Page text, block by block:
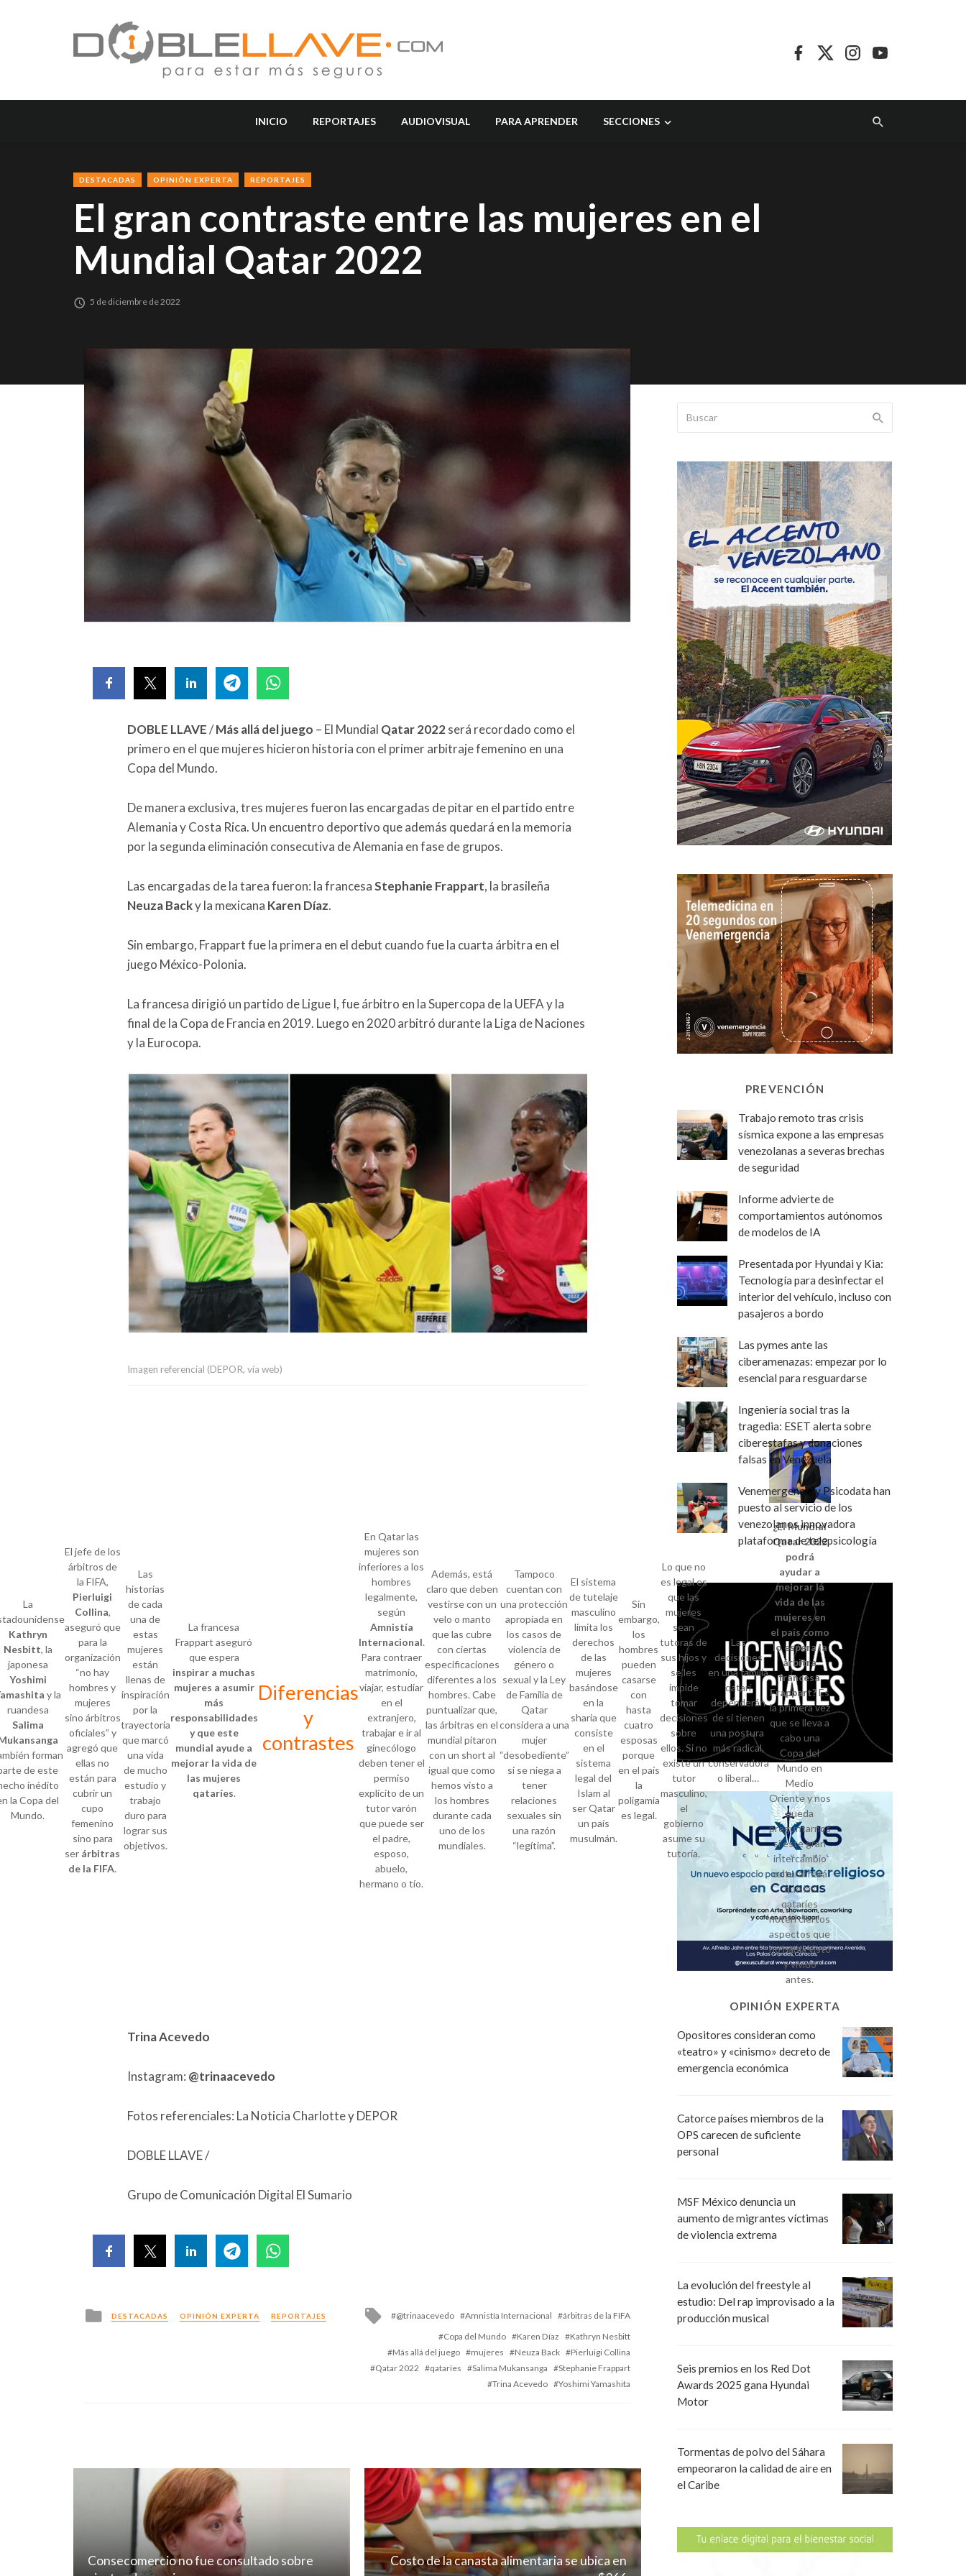
INICIO REPORTAJES AUDIOVISUAL PARA APRENDER SECCIONES
DESTACADAS OPINIÓN EXPERTA REPORTAJES
El gran contraste entre las mujeres en el
Mundial Qatar 2022
5 de diciembre de 2022
DOBLE LLAVE/Más allá del juego – El Mundial Qatar 2022será recordado como el
primero en el que mujeres hicieron historia con el primer arbitraje femenino en una
Copa del Mundo.
De manera exclusiva, tres mujeres fueron las encargadas de pitar en el partido entre
Alemania y Costa Rica. Un encuentro deportivo que además quedará en la memoria
por la segunda eliminación consecutiva de Alemania en fase de grupos.
Las encargadas de la tarea fueron: la francesaStephanie Frappart, la brasileña
Neuza Backy la mexicana Karen Díaz.
Sin embargo, Frappart fue la primera en el debut cuando fue la cuarta árbitra en el
juego México-Polonia.
La francesa dirigió un partido de Ligue I, fue árbitro en la Supercopa de la UEFA y la
final de la Copa de Francia en 2019. Luego en 2020 arbitró durante la Liga de Naciones
y la Eurocopa.
Imagen referencial (DEPOR, vía web)
La
Kathryn
Nesbitt, la
japonesa
Yoshimi
y la
ruandesa
Salima
forman
de este
inédito
la Copa del
Mundo.
El jefe de los
árbitros de
la FIFA,
Pierluigi
Collina,
aseguró que
para la
organización
“no hay
hombres y
mujeres
sino árbitros
oficiales” y
agregó que
ellas no
están para
cubrir un
cupo
femenino
sino para
ser árbitras
de la FIFA.
Las
historias
de cada
una de
estas
mujeres
están
llenas de
inspiración
por la
trayectoria
que marcó
una vida
de mucho
estudio y
trabajo
duro para
lograr sus
objetivos.
La francesa
Frappart aseguró
que espera
inspirar a muchas
mujeres a asumir
más
responsabilidades
y que este
mundial ayude a
mejorar la vida de
las mujeres
qataríes.
Diferencias
y
contrastes
En Qatar las
mujeres son
inferiores a los
hombres
legalmente,
según
Amnistía
Internacional.
Para contraer
matrimonio,
viajar, estudiar
en el
extranjero,
trabajar e ir al
ginecólogo
deben tener el
permiso
explícito de un
tutor varón
que puede ser
el padre,
esposo,
abuelo,
hermano o tío.
Además, está
claro que deben
vestirse con un
velo o manto
que las cubre
con ciertas
especificaciones
diferentes a los
hombres. Cabe
puntualizar que,
las árbitras en el
mundial pitaron
con un short al
igual que como
hemos visto a
los hombres
durante cada
uno de los
mundiales.
Tampoco
cuentan con
una protección
apropiada en
los casos de
violencia de
género o
sexual y la Ley
de Familia de
Qatar
considera a una
mujer
“desobediente”
si se niega a
tener
relaciones
sexuales sin
una razón
“legítima”.
El sistema
de tutelaje
masculino
limita los
derechos
de las
mujeres
basándose
en la
sharia que
consiste
en el
sistema
legal del
Islam al
ser Qatar
un país
musulmán.
Sin
embargo,
los
hombres
pueden
casarse
con
hasta
cuatro
esposas
porque
en el país
la
poligamia
es legal.
Lo que no
es legal es
que las
mujeres
sean
tutoras de
sus hijos y
se les
impide
tomar
decisiones
sobre
ellos. Si no
existe un
tutor
masculino,
el
gobierno
asume su
tutoría.
Las
decisiones
en una familia
qatarí
dependerán
de si tienen
una postura
más radical,
conservadora
o liberal…
¿El Mundial
Qatar 2022
podrá
ayudar a
mejorar la
vida de las
mujeres en
el país como
lo espera la
árbitra
francesa
Frappart? Es
la primera vez
que se lleva a
cabo una
Copa del
Mundo en
Medio
Oriente y nos
queda
preguntarnos
si este gran
intercambio
cultural hará
que las
qataríes
noten ciertos
aspectos que
no había visto
y vivido
antes.
Trina Acevedo
Instagram: @trinaacevedo
Fotos referenciales: La Noticia Charlotte y DEPOR
DOBLE LLAVE /
Grupo de Comunicación Digital El Sumario
Posted
in
DESTACADAS OPINIÓN EXPERTA REPORTAJES
Tagged
with
@trinaacevedo Amnistía Internacional
árbitras de la FIFA
Copa del Mundo
Karen Díaz
Kathryn Nesbitt
Más allá del juego
mujeres Neuza Back
Pierluigi Collina
Qatar 2022
qataríes Salima Mukansanga
Stephanie Frappart
Trina Acevedo
Yoshimi Yamashita
Consecomercio no fue consultado sobre
Costo de la canasta alimentaria se ubica en
PREVENCIÓN
Trabajo remoto tras crisis
sísmica expone a las empresas
venezolanas a severas brechas
de seguridad
Informe advierte de
comportamientos autónomos
de modelos de IA
Presentada por Hyundai y Kia:
Tecnología para desinfectar el
interior del vehículo, incluso con
pasajeros a bordo
Las pymes ante las
ciberamenazas: empezar por lo
esencial para resguardarse
Ingeniería social tras la
tragedia: ESET alerta sobre
ciberestafas y donaciones
falsas en Venezuela
Venemergencia y Psicodata han
puesto al servicio de los
venezolanos innovadora
plataforma de telepsicología
OPINIÓN EXPERTA
Opositores consideran como
«teatro» y «cinismo» decreto de
emergencia económica
Catorce países miembros de la
OPS carecen de suficiente
personal
MSF México denuncia un
aumento de migrantes víctimas
de violencia extrema
La evolución del freestyle al
estudio: Del rap improvisado a la
producción musical
Seis premios en los Red Dot
Awards 2025 gana Hyundai
Motor
Tormentas de polvo del Sáhara
empeoraron la calidad de aire en
el Caribe